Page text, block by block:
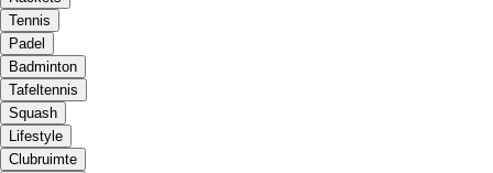
Tennis
Padel
Badminton
Tafeltennis
Squash
Lifestyle
Clubruimte